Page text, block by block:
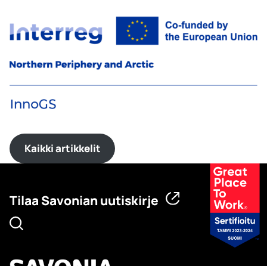
Kaikki artikkelit
Tilaa Savonian uutiskirje